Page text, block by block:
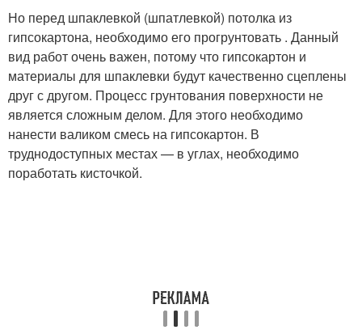
Но перед шпаклевкой (шпатлевкой) потолка из
гипсокартона, необходимо его прогрунтовать . Данный
вид работ очень важен, потому что гипсокартон и
материалы для шпаклевки будут качественно сцеплены
друг с другом. Процесс грунтования поверхности не
является сложным делом. Для этого необходимо
нанести валиком смесь на гипсокартон. В
труднодоступных местах — в углах, необходимо
поработать кисточкой.